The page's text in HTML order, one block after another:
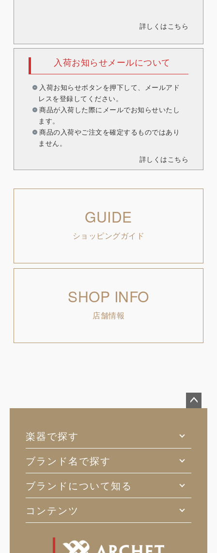
詳しくはこちら
入荷お知らせメールについて
入荷お知らせボタンを押下して、メールアド
レスを登録してください。
商品が入荷した際にメールでお知らせいたし
ます。
商品の入荷やご注文を確定するものではあり
ません。
詳しくはこちら
GUIDE
ショッピングガイド
SHOP INFO
店舗情報
へ
楽器で探す
ブランド名で探す
ブランドについて知る
コンテンツ